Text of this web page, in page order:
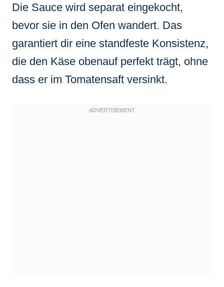
Die Sauce wird separat eingekocht,
bevor sie in den Ofen wandert. Das
garantiert dir eine standfeste Konsistenz,
die den Käse obenauf perfekt trägt, ohne
dass er im Tomatensaft versinkt.